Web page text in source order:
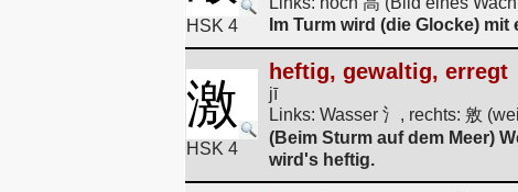
HSK 4
Im Turm wird (die Glocke)
激
HSK 4
heftig, gewaltig, erregt
jī
Links: Wasser 氵, rechts: 敫
(Beim Sturm auf dem Meer)
wird's heftig.